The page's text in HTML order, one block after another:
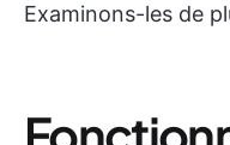
Examinons-les de